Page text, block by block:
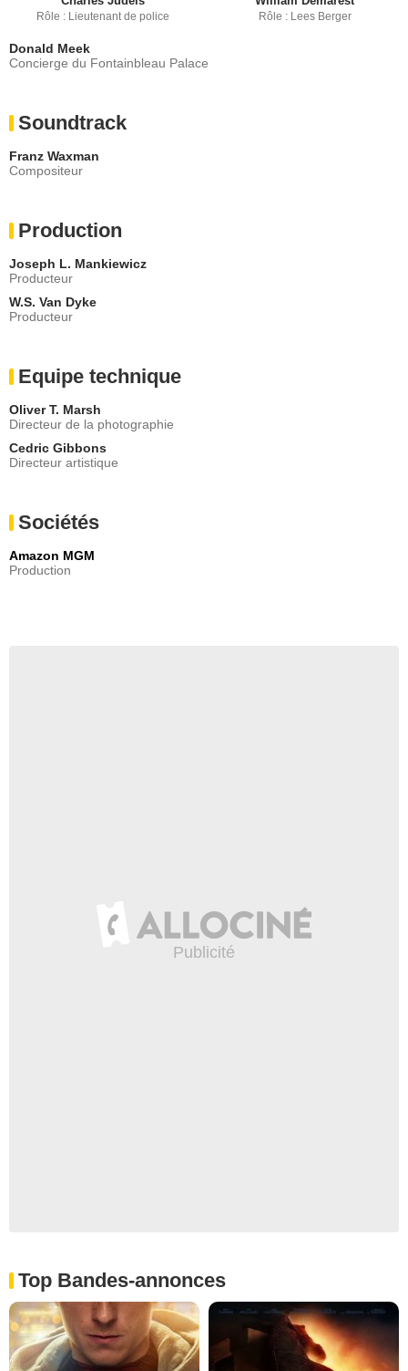
Rôle : Lieutenant de police Rôle : Lees Berger
Donald Meek
Concierge du Fontainbleau Palace
Soundtrack
Franz Waxman
Compositeur
Production
Joseph L. Mankiewicz
Producteur
W.S. Van Dyke
Producteur
Equipe technique
Oliver T. Marsh
Directeur de la photographie
Cedric Gibbons
Directeur artistique
Sociétés
Amazon MGM
Production
Top Bandes-annonces